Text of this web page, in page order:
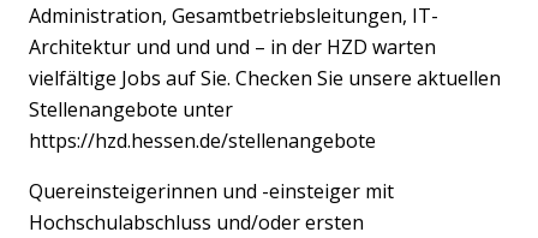
Administration, Gesamtbetriebsleitungen, IT-
Architektur und und und – in der HZD warten
vielfältige Jobs auf Sie. Checken Sie unsere aktuellen
Stellenangebote unter
https://hzd.hessen.de/stellenangebote
Quereinsteigerinnen und -einsteiger mit
Hochschulabschluss und/oder ersten